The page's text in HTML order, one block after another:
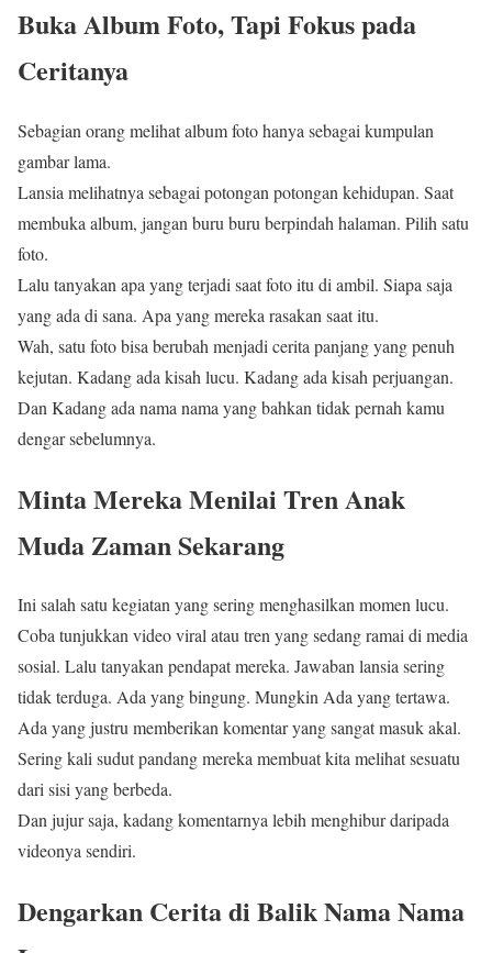
Buka Album Foto, Tapi Fokus pada
Ceritanya
Sebagian orang melihat album foto hanya sebagai kumpulan
gambar lama.
Lansia melihatnya sebagai potongan potongan kehidupan. Saat
membuka album, jangan buru buru berpindah halaman. Pilih satu
foto.
Lalu tanyakan apa yang terjadi saat foto itu di ambil. Siapa saja
yang ada di sana. Apa yang mereka rasakan saat itu.
Wah, satu foto bisa berubah menjadi cerita panjang yang penuh
kejutan. Kadang ada kisah lucu. Kadang ada kisah perjuangan.
Dan Kadang ada nama nama yang bahkan tidak pernah kamu
dengar sebelumnya.
Minta Mereka Menilai Tren Anak
Muda Zaman Sekarang
Ini salah satu kegiatan yang sering menghasilkan momen lucu.
Coba tunjukkan video viral atau tren yang sedang ramai di media
sosial. Lalu tanyakan pendapat mereka. Jawaban lansia sering
tidak terduga. Ada yang bingung. Mungkin Ada yang tertawa.
Ada yang justru memberikan komentar yang sangat masuk akal.
Sering kali sudut pandang mereka membuat kita melihat sesuatu
dari sisi yang berbeda.
Dan jujur saja, kadang komentarnya lebih menghibur daripada
videonya sendiri.
Dengarkan Cerita di Balik Nama Nama